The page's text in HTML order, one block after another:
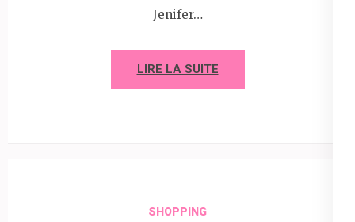
Jenifer…
LIRE LA SUITE
SHOPPING